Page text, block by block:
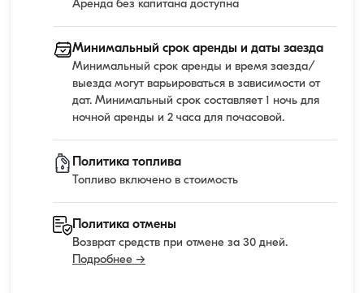
Аренда без капитана доступна
Минимальный срок аренды и даты заезда
Минимальный срок аренды и время заезда/
выезда могут варьироваться в зависимости от
дат. Минимальный срок составляет 1 ночь для
ночной аренды и 2 часа для почасовой.
Политика топлива
Топливо включено в стоимость
Политика отмены
Возврат средств при отмене за 30 дней.
Подробнее →